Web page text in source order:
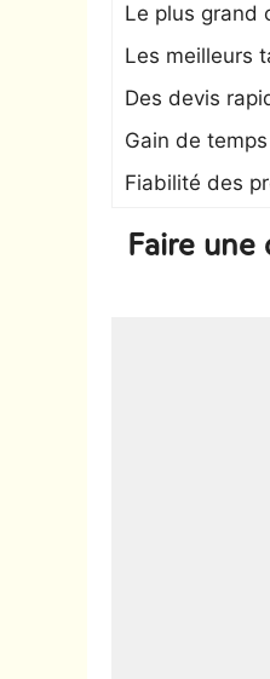
Le plus grand
Les meilleurs
Des devis
Gain de temps
Fiabilité des
Faire une